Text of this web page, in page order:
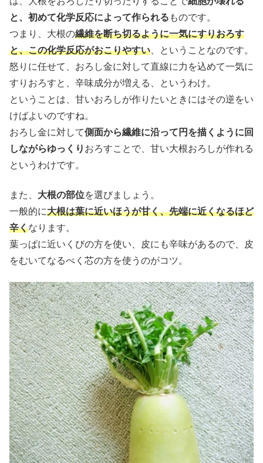
と、初めて化学反応によって作られる ものです。
つまり、大根の繊維を断ち切るように一気にすりおろす
と、この化学反応がおこりやすい、ということなのです。
怒りに任せて、おろし金に対して直線に力を込めて一気に
すりおろすと、辛味成分が増える、というわけ。
ということは、甘いおろしが作りたいときにはその逆をい
けばよいのですね。
おろし金に対して側面から繊維に沿って円を描くように回
しながらゆっくり おろすことで、甘い大根おろしが作れる
というわけです。
また、 大根の部位を選びましょう。
一般的に大根は葉に近いほうが甘く、先端に近くなるほど
辛くなります。
葉っぱに近いくびの方を使い、皮にも辛味があるので、皮
をむいてなるべく芯の方を使うのがコツ。